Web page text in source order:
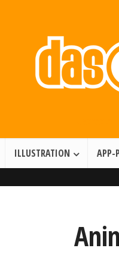
ILLUSTRATION APP-